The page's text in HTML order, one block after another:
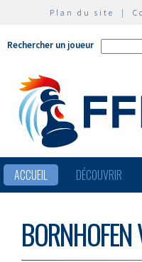
Plan du site |
Rechercher un joueur
ACCUEIL DÉCOUVRIR